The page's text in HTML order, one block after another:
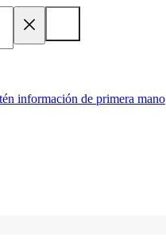
información de primera mano